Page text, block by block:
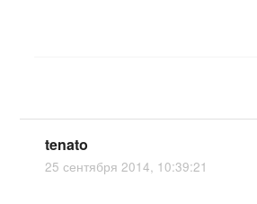
tenato
25 сентября 2014, 10:39:21